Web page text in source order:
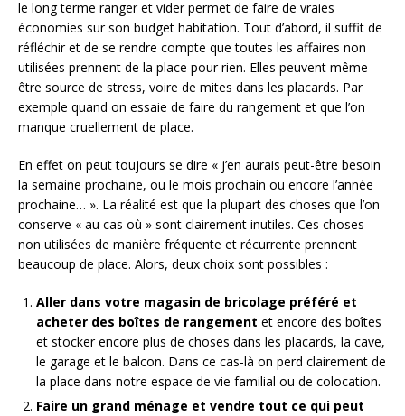
le long terme ranger et vider permet de faire de vraies
économies sur son budget habitation. Tout d’abord, il suffit de
réfléchir et de se rendre compte que toutes les affaires non
utilisées prennent de la place pour rien. Elles peuvent même
être source de stress, voire de mites dans les placards. Par
exemple quand on essaie de faire du rangement et que l’on
manque cruellement de place.
En effet on peut toujours se dire « j’en aurais peut-être besoin
la semaine prochaine, ou le mois prochain ou encore l’année
prochaine… ». La réalité est que la plupart des choses que l’on
conserve « au cas où » sont clairement inutiles. Ces choses
non utilisées de manière fréquente et récurrente prennent
beaucoup de place. Alors, deux choix sont possibles :
Aller dans votre magasin de bricolage préféré et
acheter des boîtes de rangement et encore des boîtes
et stocker encore plus de choses dans les placards, la cave,
le garage et le balcon. Dans ce cas-là on perd clairement de
la place dans notre espace de vie familial ou de colocation.
Faire un grand ménage et vendre tout ce qui peut